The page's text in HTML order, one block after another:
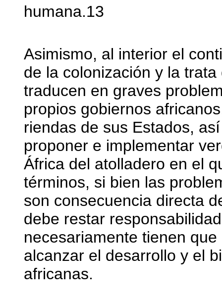
humana.13
Asimismo, al interior el
de la colonización y la
traducen en graves
propios gobiernos
riendas de sus Estados,
proponer e implementar
África del atolladero en el
términos, si bien las
son consecuencia directa
debe restar
necesariamente tienen
alcanzar el desarrollo y el
africanas.